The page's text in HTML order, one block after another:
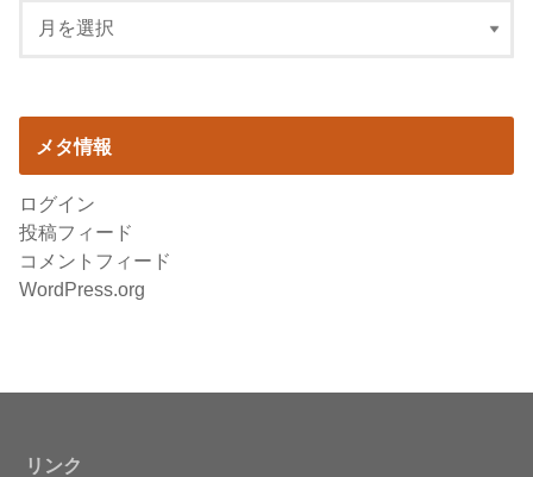
メタ情報
ログイン
投稿フィード
コメントフィード
WordPress.org
リンク